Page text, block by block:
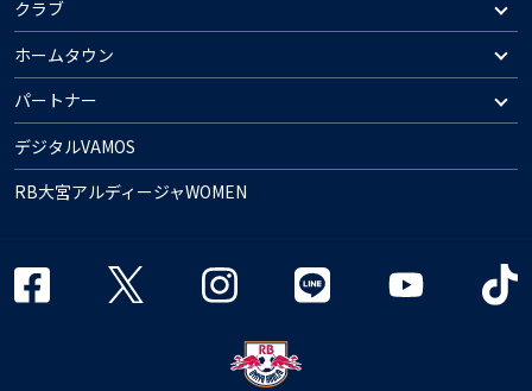
クラブ
ホームタウン
パートナー
デジタルVAMOS
RB大宮アルディージャWOMEN